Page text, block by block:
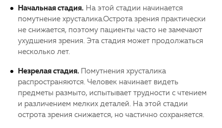
Начальная стадия. На этой стадии начинается
помутнение хрусталика.Острота зрения практически
не снижается, поэтому пациенты часто не замечают
ухудшения зрения. Эта стадия может продолжаться
несколько лет.
Незрелая стадия. Помутнения хрусталика
распространяются. Человек начинает видеть
предметы размыто, испытывает трудности с чтением
и различением мелких деталей. На этой стадии
острота зрения снижается, но частично сохраняется.